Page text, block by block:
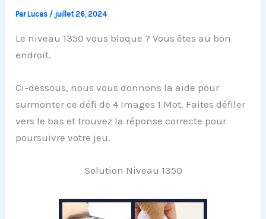
ParLucas / juillet 26, 2024
Le niveau 1350 vous bloque ? Vous êtes au bon
endroit.
Ci-dessous, nous vous donnons la aide pour
surmonter ce défi de 4 Images 1 Mot. Faites défiler
vers le bas et trouvez la réponse correcte pour
poursuivre votre jeu.
Solution Niveau 1350